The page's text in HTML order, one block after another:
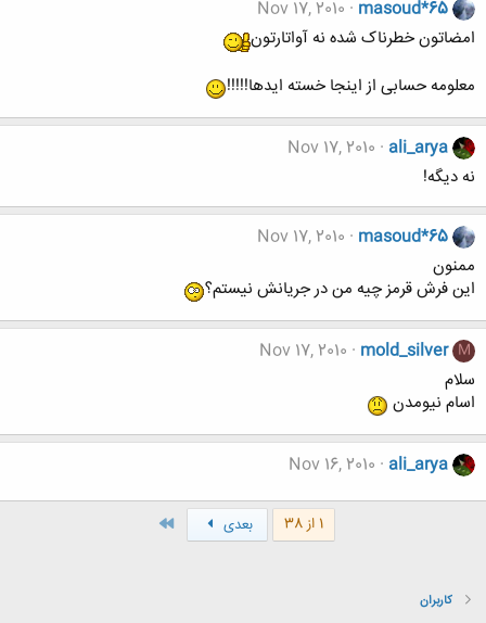
masoud*65
Nov 17, 2010
امضاتون خطرناک شده نه آواتارتون
معلومه حسابی از اینجا خسته ایدها!!!!!
ali_arya
Nov 17, 2010
نه دیگه!
masoud*65
Nov 17, 2010
ممنون
این فرش قرمز چیه من در جریانش نیستم؟
M
mold_silver
Nov 17, 2010
سلام
اسام نیومدن
ali_arya
Nov 16, 2010
1 از 38 بعدی
کاربران